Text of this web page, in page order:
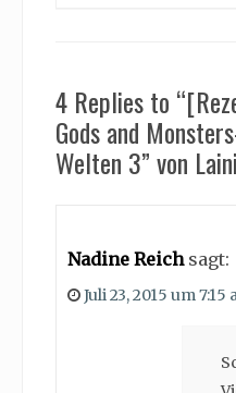
4 Replies to
Gods and
Welten 3” von
Nadine Reich sagt:
Juli 23, 2015 um 7:15